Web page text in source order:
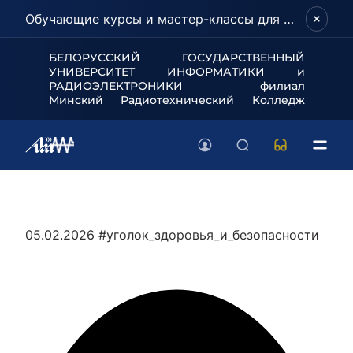
Обучающие курсы и мастер-классы для школьников и абитуриентов!
БЕЛОРУССКИЙ ГОСУДАРСТВЕННЫЙ
УНИВЕРСИТЕТ ИНФОРМАТИКИ и
РАДИОЭЛЕКТРОНИКИ филиал
Минский Радиотехнический Колледж
05.02.2026 #уголок_здоровья_и_безопасности